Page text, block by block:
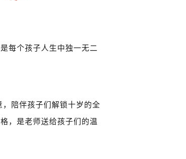
每个孩子人生中独一无二
陪伴孩子们解锁十岁的全
，是老师送给孩子们的温